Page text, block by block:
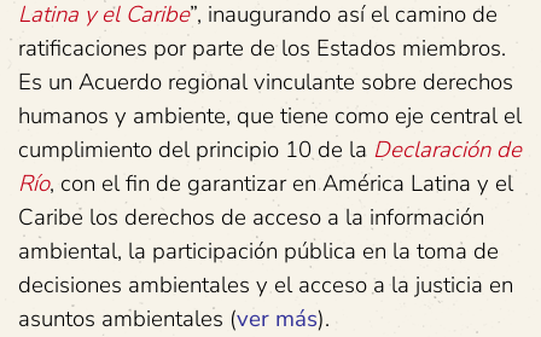
Latina y el Caribe”, inaugurando así el camino de
ratificaciones por parte de los Estados miembros.
Es un Acuerdo regional vinculante sobre derechos
humanos y ambiente, que tiene como eje central el
cumplimiento del principio 10 de la Declaración de
Río, con el fin de garantizar en América Latina y el
Caribe los derechos de acceso a la información
ambiental, la participación pública en la toma de
decisiones ambientales y el acceso a la justicia en
asuntos ambientales (ver más).